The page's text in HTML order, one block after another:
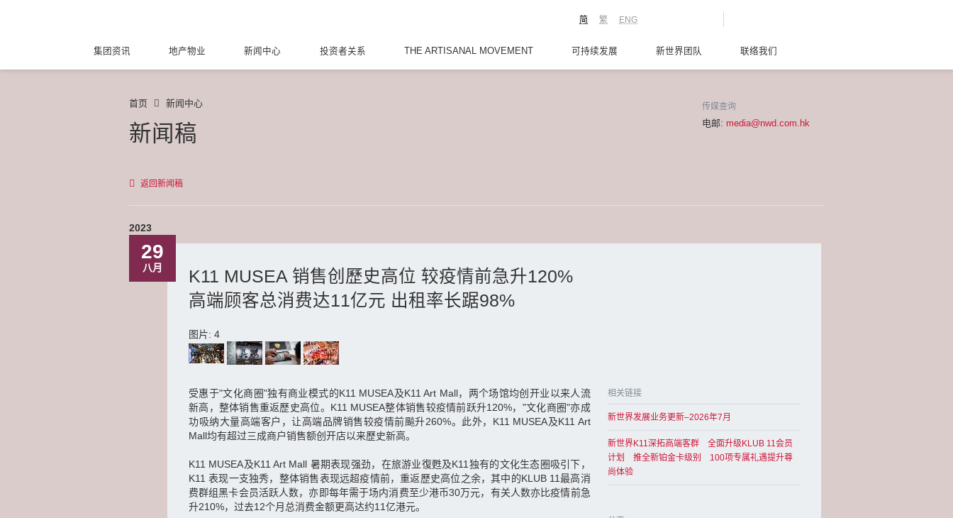
ENG
繁
简
集团资讯 地产物业 新闻中心 投资者关系 THE ARTISANAL MOVEMENT 可持续发展 新世界团队 联络我们
首页 新闻中心
新闻稿
传媒查询
电邮: media@nwd.com.hk
返回新闻稿
2023
29
八月
K11 MUSEA 销售创歷史高位 较疫情前急升120%
高端顾客总消费达11亿元 出租率长踞98%
图片: 4
受惠于"文化商圈"独有商业模式的K11 MUSEA及K11 Art Mall，两个场馆均创开业以来人流
新高，整体销售重返歷史高位。K11 MUSEA整体销售较疫情前跃升120%，"文化商圈"亦成
功吸纳大量高端客户，让高端品牌销售较疫情前飈升260%。此外，K11 MUSEA及K11 Art
Mall均有超过三成商户销售额创开店以来歷史新高。
K11 MUSEA及K11 Art Mall 暑期表现强劲，在旅游业復甦及K11独有的文化生态圈吸引下，
K11 表现一支独秀，整体销售表现远超疫情前，重返歷史高位之余，其中的KLUB 11最高消
费群组黑卡会员活跃人数，亦即每年需于场内消费至少港币30万元，有关人数亦比疫情前急
升210%，过去12个月总消费金额更高达约11亿港元。
相关链接
新世界发展业务更新–2026年7月
新世界K11深拓高端客群 全面升级KLUB 11会员
计划 推全新铂金卡级别 100项专属礼遇提升尊
尚体验